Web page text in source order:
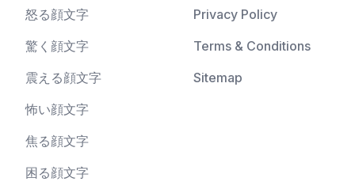
怒る顔文字
驚く顔文字
震える顔文字
怖い顔文字
焦る顔文字
困る顔文字
Privacy Policy
Terms & Conditions
Sitemap